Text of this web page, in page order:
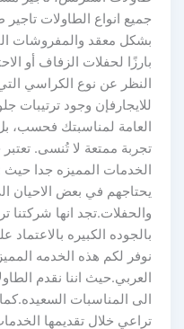
جميع انواع الطاولات تاجير
بشكل معقد والمفروشات
بارزًا لحفلات الزفاف أو
النظر عن نوع الكراسي
للايجارفإن وجود ترتيبات
العامة لمناسبتك فحسب،
تجربة ممتعة لا تُنسى.
الخدمات المميزه جدا حيث :
يحتاجهم في بعض الاحيان
والحفلات.تجد انها شركتنا
بالجوده الكبيره
نوفر لكم هذه الخدمه
العربي.حيث اننا نقدم
الى المناسبات
تراعي خلال تقديمها